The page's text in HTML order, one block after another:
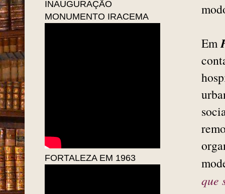
Em
que
INAUGURAÇÃO
MONUMENTO IRACEMA
FORTALEZA EM 1963